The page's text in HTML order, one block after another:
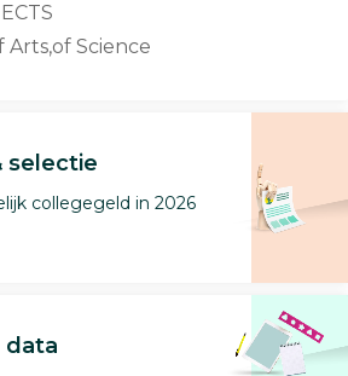
Arts,of Science
selectie
collegegeld in 2026
data